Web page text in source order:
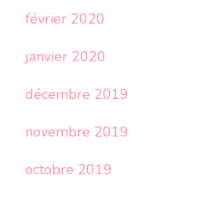
février 2020
janvier 2020
décembre 2019
novembre 2019
octobre 2019